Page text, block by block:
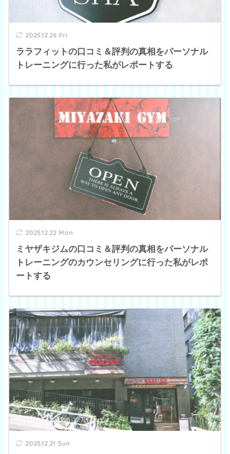
2025.12.26 Fri
ララフィットの口コミ＆評判の真相をパーソナル
トレーニングに行った私がレポートする
2025.12.22 Mon
ミヤザキジムの口コミ＆評判の真相をパーソナル
トレーニングのカウンセリングに行った私がレポ
ートする
2025.12.21 Sun